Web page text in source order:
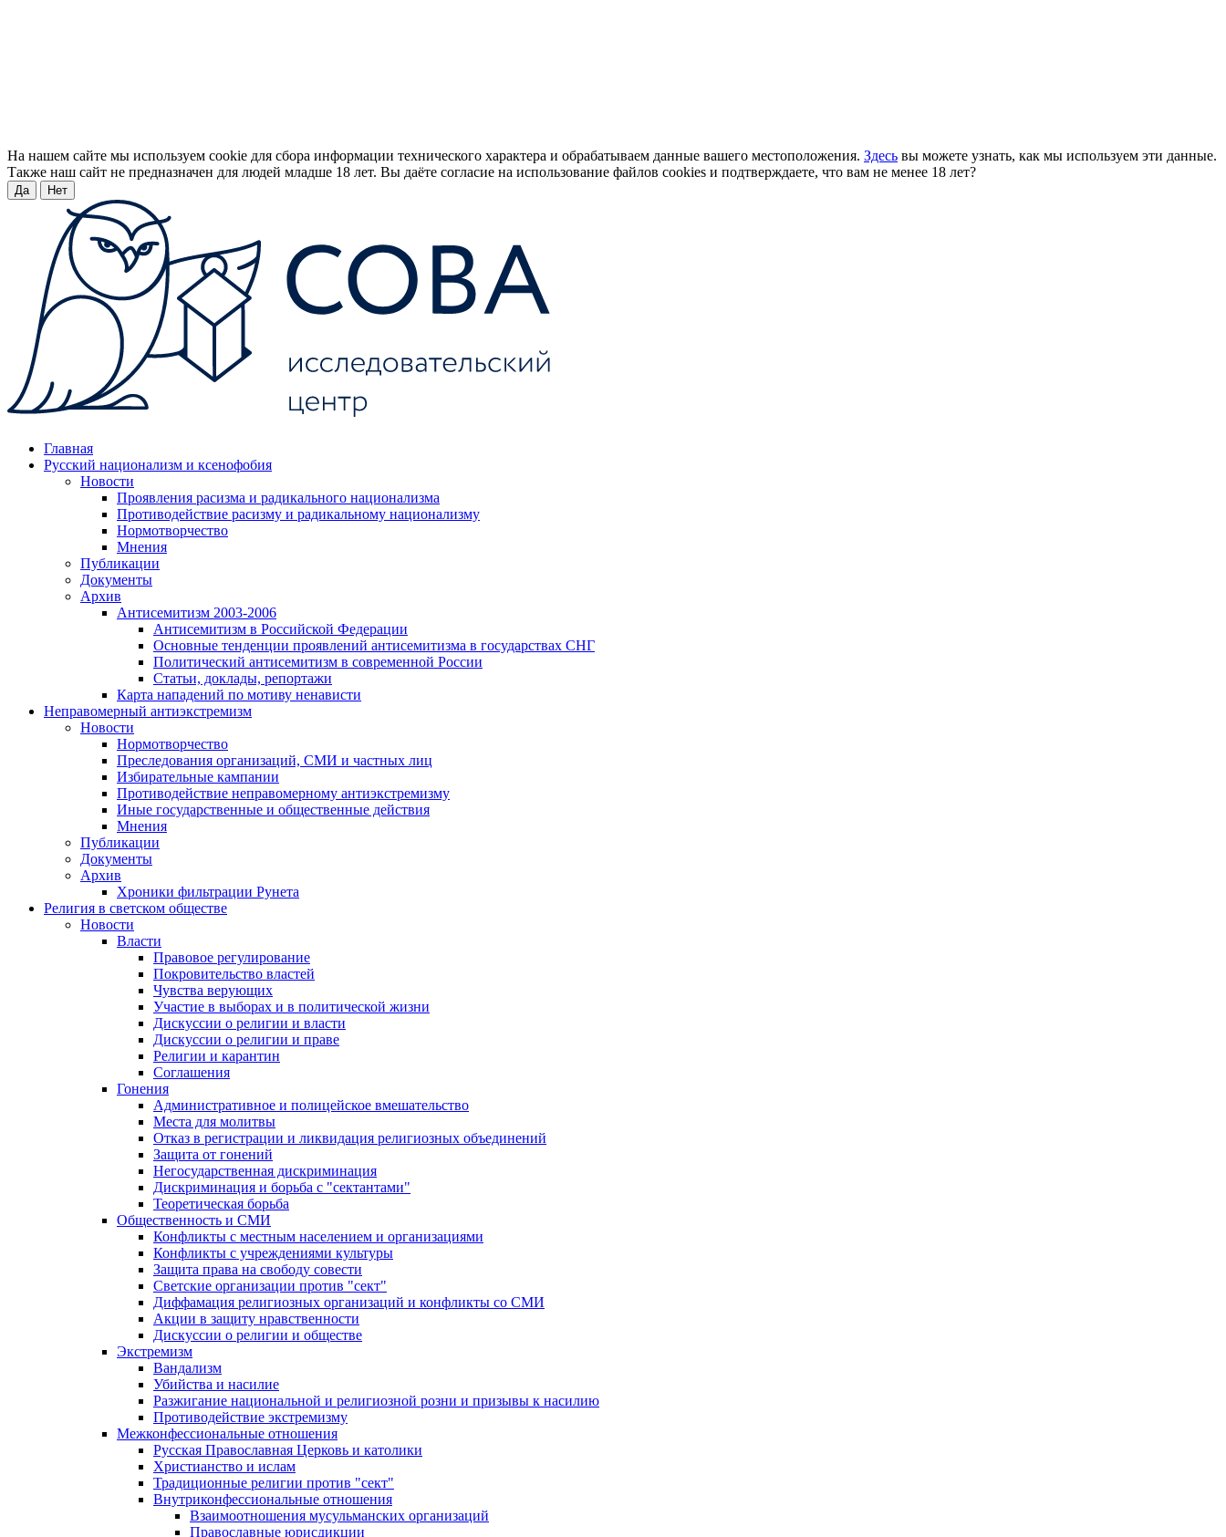
На нашем сайте мы используем cookie для сбора информации технического характера и обрабатываем данные вашего местоположения. Здесь вы можете узнать, как мы используем эти данные.
Также наш сайт не предназначен для людей младше 18 лет. Вы даёте согласие на использование файлов cookies и подтверждаете, что вам не менее 18 лет?
Да Нет
Главная
Русский национализм и ксенофобия
Новости
Проявления расизма и радикального национализма
Противодействие расизму и радикальному национализму
Нормотворчество
Мнения
Публикации
Документы
Архив
Антисемитизм 2003-2006
Антисемитизм в Российской Федерации
Основные тенденции проявлений антисемитизма в государствах СНГ
Политический антисемитизм в современной России
Статьи, доклады, репортажи
Карта нападений по мотиву ненависти
Неправомерный антиэкстремизм
Новости
Нормотворчество
Преследования организаций, СМИ и частных лиц
Избирательные кампании
Противодействие неправомерному антиэкстремизму
Иные государственные и общественные действия
Мнения
Публикации
Документы
Архив
Хроники фильтрации Рунета
Религия в светском обществе
Новости
Власти
Правовое регулирование
Покровительство властей
Чувства верующих
Участие в выборах и в политической жизни
Дискуссии о религии и власти
Дискуссии о религии и праве
Религии и карантин
Соглашения
Гонения
Административное и полицейское вмешательство
Места для молитвы
Отказ в регистрации и ликвидация религиозных объединений
Защита от гонений
Негосударственная дискриминация
Дискриминация и борьба с "сектантами"
Теоретическая борьба
Общественность и СМИ
Конфликты с местным населением и организациями
Конфликты с учреждениями культуры
Защита права на свободу совести
Светские организации против "сект"
Диффамация религиозных организаций и конфликты со СМИ
Акции в защиту нравственности
Дискуссии о религии и обществе
Экстремизм
Вандализм
Убийства и насилие
Разжигание национальной и религиозной розни и призывы к насилию
Противодействие экстремизму
Межконфессиональные отношения
Русская Православная Церковь и католики
Христианство и ислам
Традиционные религии против "сект"
Внутриконфессиональные отношения
Взаимоотношения мусульманских организаций
Православные юрисдикции